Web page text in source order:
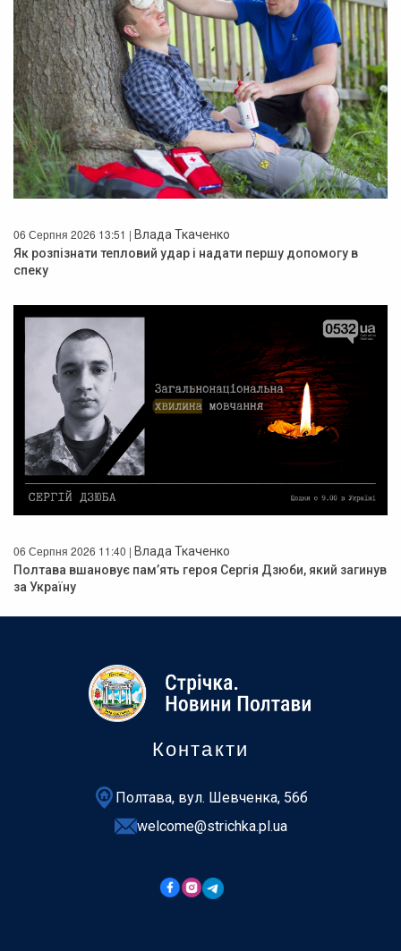
06 Серпня 2026 13:51 | Влада Ткаченко
Як розпізнати тепловий удар і надати першу допомогу в
спеку
06 Серпня 2026 11:40 | Влада Ткаченко
Полтава вшановує пам’ять героя Сергія Дзюби, який загинув
за Україну
Контакти
Полтава, вул. Шевченка, 56б
welcome@strichka.pl.ua